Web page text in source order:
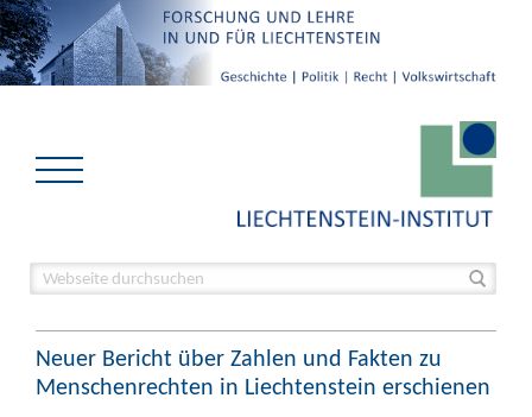
Neuer Bericht über Zahlen und Fakten zu
Menschenrechten in Liechtenstein erschienen